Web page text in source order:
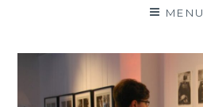
MENU